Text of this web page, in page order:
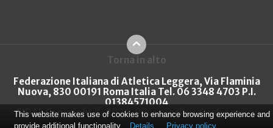
Torna in alto
Federazione Italiana di Atletica Leggera, Via Flaminia
Nuova, 830 00191 Roma Italia Tel. 06 3348 4703 P.I.
01384571004
FIDAL Copyright © 2026 Privacy policy Cookie policy
This website makes use of cookies to enhance browsing experience and
provide additional functionality.
Details Privacy policy